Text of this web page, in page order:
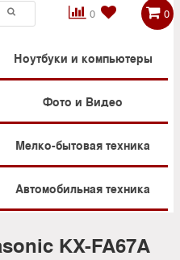
0

 0
Ноутбуки и компьютеры
Фото и Видео
Мелко-бытовая техника
Автомобильная техника
KX-FA67A